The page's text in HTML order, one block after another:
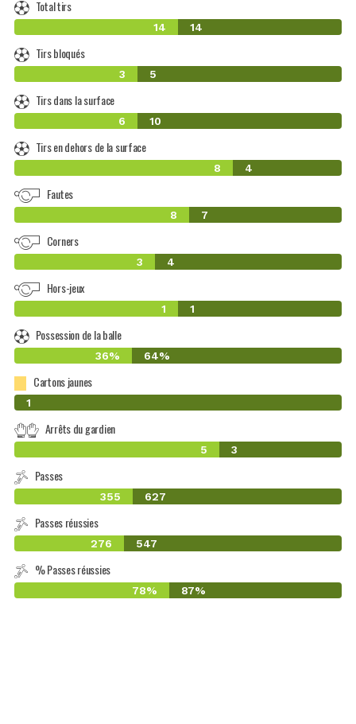
Total tirs
14 14
Tirs bloqués
3 5
Tirs dans la surface
6 10
Tirs en dehors de la surface
8 4
Fautes
8 7
Corners
3 4
Hors-jeux
1 1
Possession de la balle
36% 64%
Cartons jaunes
0
1
Arrêts du gardien
5 3
Passes
355 627
Passes réussies
276 547
% Passes réussies
78% 87%